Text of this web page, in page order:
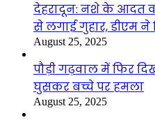
देहरादून: नशे के आदत
से लगाई गुहार, डीएम
August 25, 2025
पौड़ी गढ़वाल में फिर
घुसकर बच्चे पर हमला
August 25, 2025